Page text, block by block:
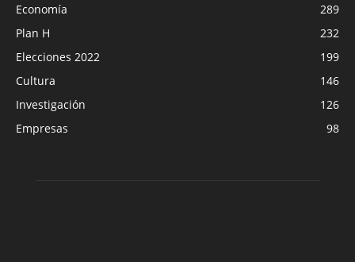
Economía
289
Plan H
232
Elecciones 2022
199
Cultura
146
Investigación
126
Empresas
98